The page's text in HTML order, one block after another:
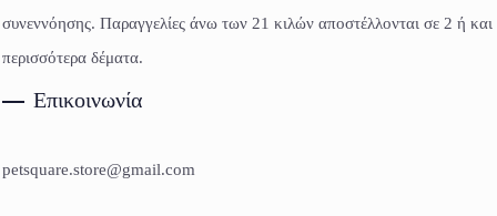
συνεννόησης. Παραγγελίες άνω των 21 κιλών αποστέλλονται σε 2 ή και
περισσότερα δέματα.
Επικοινωνία
petsquare.store@gmail.com